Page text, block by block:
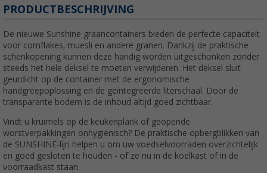
PRODUCTBESCHRIJVING
De nieuwe Sunshine graancontainers bieden de perfecte capaciteit
voor cornflakes, muesli en andere granen. Dankzij de praktische
schenkopening kunnen deze handig worden uitgeschonken zonder
steeds het hele deksel te moeten verwijderen. Het deksel sluit
geurdicht op de container met de ergonomische
handgreepoplossing en de geïntegreerde literschaal. Door de
transparante bodem is de inhoud altijd goed zichtbaar.
Vindt u kruimels op de keukenplank of geopende
worstverpakkingen onhygiënisch? De praktische opbergblikken van
de SUNSHINE-lijn helpen u om uw voedselvoorraden overzichtelijk
en goed gesloten te houden - of ze nu in de koelkast of in de
voorraadkast staan.